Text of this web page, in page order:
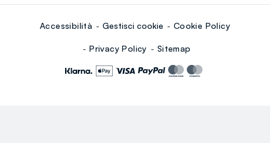
Accessibilità Gestisci cookie Cookie Policy
Privacy Policy Sitemap